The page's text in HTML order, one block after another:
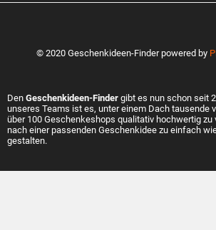
© 2020 Geschenkideen-Finder powered by
Den Geschenkideen-Finder gibt es nun schon seit
unseres Teams ist es, unter einem Dach tausende
über 100 Geschenkeshops qualitativ hochwertig zu
nach einer passenden Geschenkidee zu einfach
gestalten.